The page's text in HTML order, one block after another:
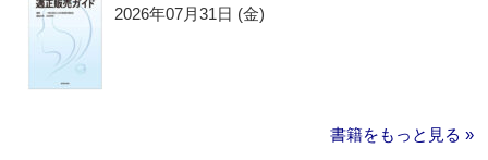
2026年07月31日 (金)
書籍をもっと見る »